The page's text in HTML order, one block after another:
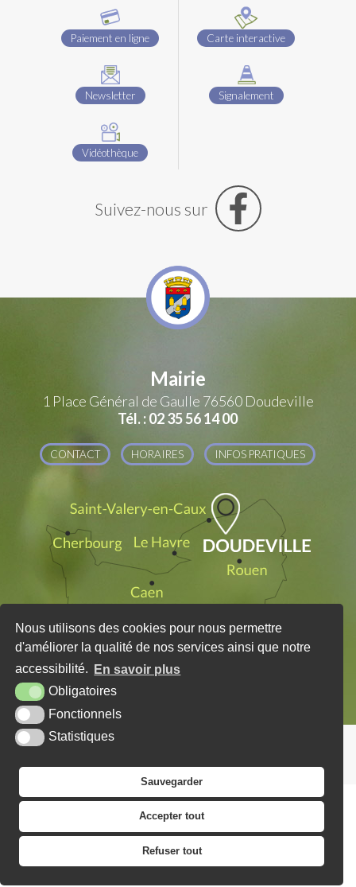
Nous utilisons des cookies pour nous permettre
d'améliorer la qualité de nos services ainsi que notre
accessibilité.
En savoir plus
Obligatoires
Fonctionnels
Statistiques
Sauvegarder
Accepter tout
Refuser tout
Paiement en ligne
Newsletter
Vidéothèque
Carte interactive
Signalement
Suivez-nous sur
Mairie
1 Place Général de Gaulle 76560 Doudeville
Tél. : 02 35 56 14 00
CONTACT HORAIRES INFOS PRATIQUES